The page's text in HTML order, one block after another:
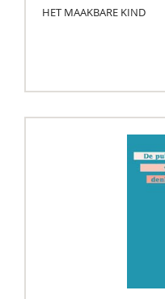
HET MAAKBARE KIND